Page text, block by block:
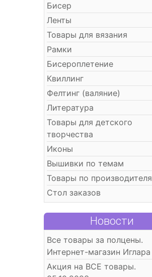
Бисер
Ленты
Товары для вязания
Рамки
Бисероплетение
Квиллинг
Фелтинг (валяние)
Литература
Товары для детского
творчества
Иконы
Вышивки по темам
Товары по
Стол заказов
Новости
Все товары за полцены.
Интернет-магазин Иглара
Акция на ВСЕ товары.